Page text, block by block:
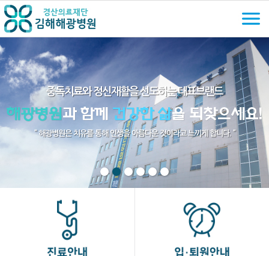
중독치료와 정신재활을 선도하는 대표브랜드
" 해광병원은 치유를 통해 인생을 아름다운 것이라고 느끼게 합니다. "